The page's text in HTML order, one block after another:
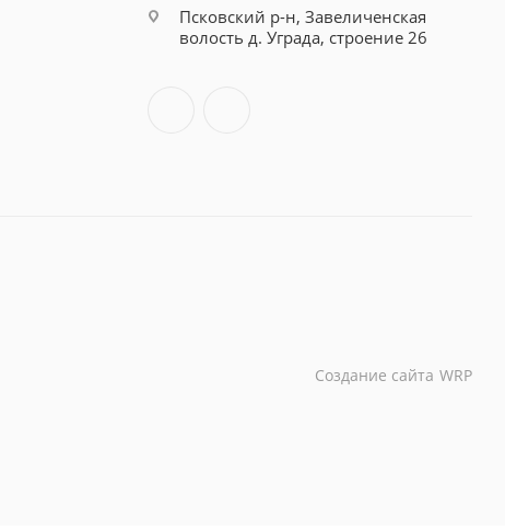
Псковский р-н, Завеличенская
волость д. Уграда, строение 26
Создание сайта WRP